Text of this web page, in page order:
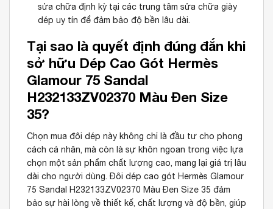
sửa chữa định kỳ tại các trung tâm sửa chữa giày
dép uy tín để đảm bảo độ bền lâu dài.
Tại sao là quyết định đúng đắn khi
sở hữu Dép Cao Gót Hermès
Glamour 75 Sandal
H232133ZV02370 Màu Đen Size
35?
Chọn mua đôi dép này không chỉ là đầu tư cho phong
cách cá nhân, mà còn là sự khôn ngoan trong việc lựa
chọn một sản phẩm chất lượng cao, mang lại giá trị lâu
dài cho người dùng. Đôi dép cao gót Hermès Glamour
75 Sandal H232133ZV02370 Màu Đen Size 35 đảm
bảo sự hài lòng về thiết kế, chất lượng và độ bền, giúp